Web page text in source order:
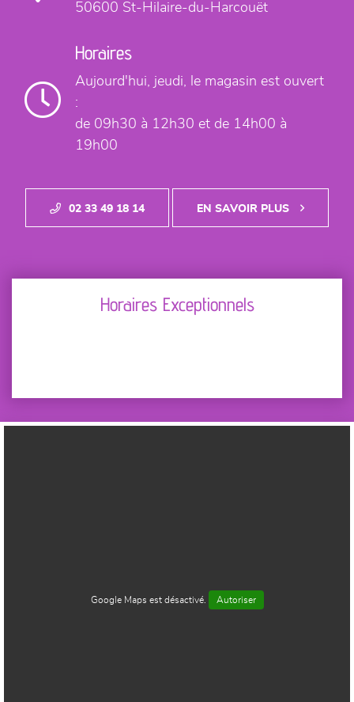
50600 St-Hilaire-du-Harcouët
Horaires
Aujourd'hui, jeudi, le magasin est ouvert
:
de 09h30 à 12h30 et de 14h00 à
19h00
02 33 49 18 14 EN SAVOIR PLUS
Horaires Exceptionnels
Google Maps est désactivé. Autoriser